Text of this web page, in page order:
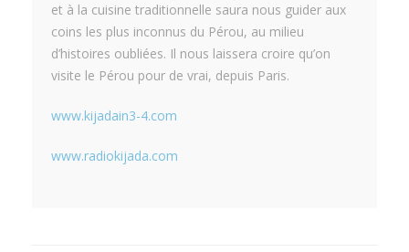
et à la cuisine traditionnelle saura nous guider aux
coins les plus inconnus du Pérou, au milieu
d’histoires oubliées. Il nous laissera croire qu’on
visite le Pérou pour de vrai, depuis Paris.
www.kijadain3-4.com
www.radiokijada.com